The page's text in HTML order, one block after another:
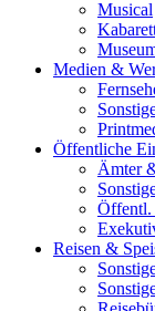
Musical
Medien &
Öffentliche
Ämter
Öffentl.
Reisen &